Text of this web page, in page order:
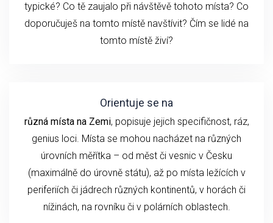
typické? Co tě zaujalo při návštěvě tohoto místa? Co
doporučuješ na tomto místě navštívit? Čím se lidé na
tomto místě živí?
Orientuje se na
různá místa na Zemi, popisuje jejich specifičnost, ráz,
genius loci. Místa se mohou nacházet na různých
úrovních měřítka – od měst či vesnic v Česku
(maximálně do úrovně státu), až po místa ležících v
periferiích či jádrech různých kontinentů, v horách či
nížinách, na rovníku či v polárních oblastech.